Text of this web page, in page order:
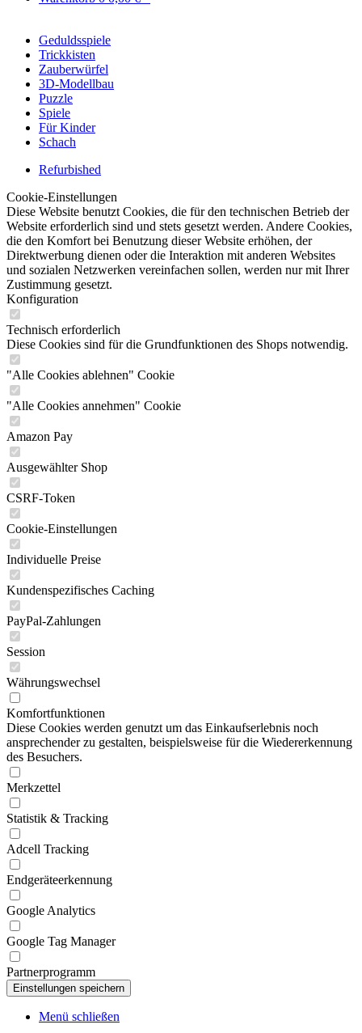
Geduldsspiele
Trickkisten
Zauberwürfel
3D-Modellbau
Puzzle
Spiele
Für Kinder
Schach
Refurbished
Cookie-Einstellungen
Diese Website benutzt Cookies, die für den technischen Betrieb der
Website erforderlich sind und stets gesetzt werden. Andere Cookies,
die den Komfort bei Benutzung dieser Website erhöhen, der
Direktwerbung dienen oder die Interaktion mit anderen Websites
und sozialen Netzwerken vereinfachen sollen, werden nur mit Ihrer
Zustimmung gesetzt.
Konfiguration
Technisch erforderlich
Diese Cookies sind für die Grundfunktionen des Shops notwendig.
"Alle Cookies ablehnen" Cookie
"Alle Cookies annehmen" Cookie
Amazon Pay
Ausgewählter Shop
CSRF-Token
Cookie-Einstellungen
Individuelle Preise
Kundenspezifisches Caching
PayPal-Zahlungen
Session
Währungswechsel
Komfortfunktionen
Diese Cookies werden genutzt um das Einkaufserlebnis noch
ansprechender zu gestalten, beispielsweise für die Wiedererkennung
des Besuchers.
Merkzettel
Statistik & Tracking
Adcell Tracking
Endgeräteerkennung
Google Analytics
Google Tag Manager
Partnerprogramm
Menü schließen